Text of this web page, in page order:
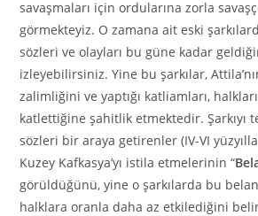
savaşmaları için ordularına zorla
görmekteyiz. O zamana ait eski
sözleri ve olayları bu güne kadar
izleyebilirsiniz. Yine bu şarkılar,
zalimliğini ve yaptığı katliamları, halkları
katlettiğine şahitlik etmektedir. Şarkıyı
sözleri bir araya getirenler (IV-VI
Kuzey Kafkasya’yı istila etmelerinin “
görüldüğünü, yine o şarkılarda bu
halklara oranla daha az etkilediğini